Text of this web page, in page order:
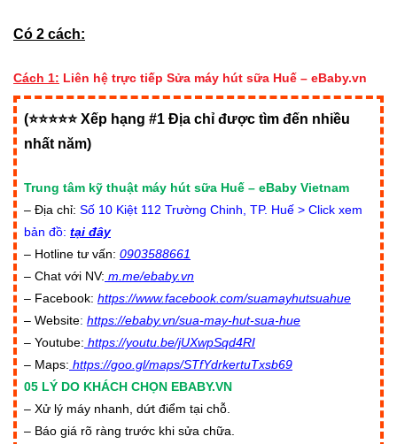
Có 2 cách:
Cách 1: Liên hệ trực tiếp Sửa máy hút sữa Huế – eBaby.vn
(⭐⭐⭐⭐⭐ Xếp hạng #1 Địa chỉ được tìm đến nhiều
nhất năm)
Trung tâm kỹ thuật máy hút sữa Huế – eBaby Vietnam
– Địa chỉ: Số 10 Kiệt 112 Trường Chinh, TP. Huế > Click xem
bản đồ: tại đây
– Hotline tư vấn: 0903588661
– Chat với NV: m.me/ebaby.vn
– Facebook: https://www.facebook.com/suamayhutsuahue
– Website: https://ebaby.vn/sua-may-hut-sua-hue
– Youtube: https://youtu.be/jUXwpSqd4RI
– Maps: https://goo.gl/maps/STfYdrkertuTxsb69
05 LÝ DO KHÁCH CHỌN EBABY.VN
– Xử lý máy nhanh, dứt điểm tại chỗ.
– Báo giá rõ ràng trước khi sửa chữa.